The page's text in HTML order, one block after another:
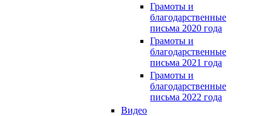
Грамоты и
благодарственные
письма 2020 года
Грамоты и
благодарственные
письма 2021 года
Грамоты и
благодарственные
письма 2022 года
Видео